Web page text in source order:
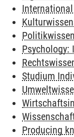
Studium
Producing